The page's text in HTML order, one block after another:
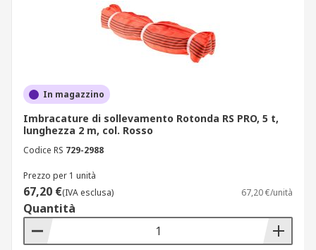
In magazzino
Imbracature di sollevamento Rotonda RS PRO, 5 t,
lunghezza 2 m, col. Rosso
Codice RS 729-2988
Prezzo per 1 unità
67,20 €(IVA esclusa) 67,20 €/unità
Quantità